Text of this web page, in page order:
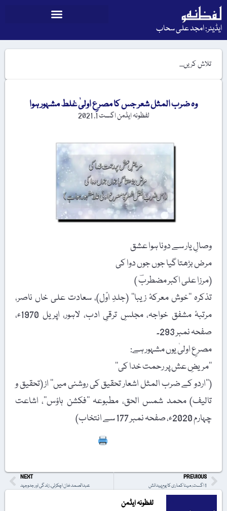
ایڈیٹر: امجد علی سحاب
وہ ضرب المثل شعر جس کا مصرعِ اولیٰ غلط مشہور ہوا
لفظونہ ایڈمناگست 1, 2021
وصالِ یار سے دونا ہوا عشق
مرض بڑھتا گیا جوں جوں دوا کی
(مرزا علی اکبر مضطربؔ )
تذکرہ ’’خوش معرکۂ زیبا‘‘ (جلدِ اوّل)، سعادت علی خاں ناصر،
مرتبۂ مشفق خواجہ، مجلسِ ترقیِ ادب، لاہور، اپریل 1970ء،
صفحہ نمبر 293۔
مصرعِ اولیٰ یوں مشہور ہے:
’’مریضِ عش پر رحمت خدا کی‘‘
(’’اردو کے ضرب المثل اشعار تحقیق کی روشنی میں‘‘ از (تحقیق و
تالیف) محمد شمس الحق، مطبوعہ ’’فکشن ہاؤس‘‘، اشاعت
چہارم 2020ء، صفحہ نمبر 177 سے انتخاب)
PREVIOUS
1 اگست، مینا کماری کا یومِ پیدائش
NEXT
عبدالصمد خان اچکزئی، زندگی اور جدوجہد
لفظونہ ایڈمن